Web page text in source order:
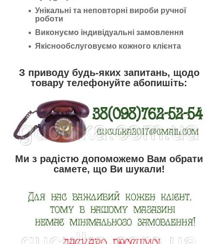
Унікальні та неповторні вироби ручної
роботи
Виконуємо індивідуальні замовлення
Якіснообслуговуємо кожного клієнта
З приводу будь-яких запитань, щодо
товару телефонуйте абопишіть:
Ми з радістю допоможемо Вам обрати
самете, що Ви шукали!